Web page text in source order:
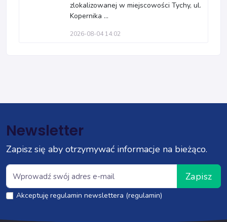
zlokalizowanej w miejscowości Tychy, ul.
Kopernika ...
2026-08-04 14:02
Newsletter
Zapisz się aby otrzymywać informacje na bieżąco.
Zapisz
Akceptuję regulamin newslettera (regulamin)